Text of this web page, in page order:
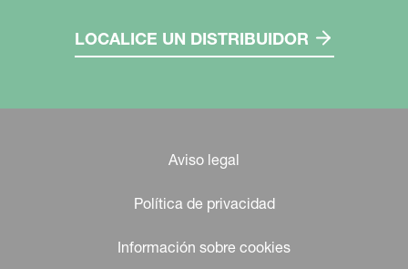
LOCALICE UN DISTRIBUIDOR
Aviso legal
Política de privacidad
Información sobre cookies